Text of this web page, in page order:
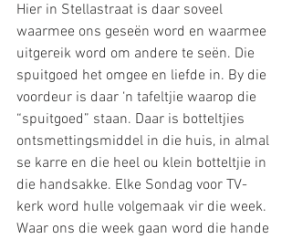
Hier in Stellastraat is daar soveel
waarmee ons geseën word en waarmee
uitgereik word om andere te seën. Die
spuitgoed het omgee en liefde in. By die
voordeur is daar ‘n tafeltjie waarop die
“spuitgoed” staan. Daar is botteltjies
ontsmettingsmiddel in die huis, in almal
se karre en die heel ou klein botteltjie in
die handsakke. Elke Sondag voor TV-
kerk word hulle volgemaak vir die week.
Waar ons die week gaan word die hande